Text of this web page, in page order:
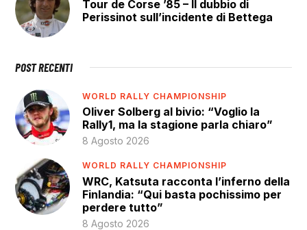
Tour de Corse ’85 – Il dubbio di
Perissinot sull’incidente di Bettega
POST RECENTI
WORLD RALLY CHAMPIONSHIP
Oliver Solberg al bivio: “Voglio la
Rally1, ma la stagione parla chiaro”
8 Agosto 2026
WORLD RALLY CHAMPIONSHIP
WRC, Katsuta racconta l’inferno della
Finlandia: “Qui basta pochissimo per
perdere tutto”
8 Agosto 2026